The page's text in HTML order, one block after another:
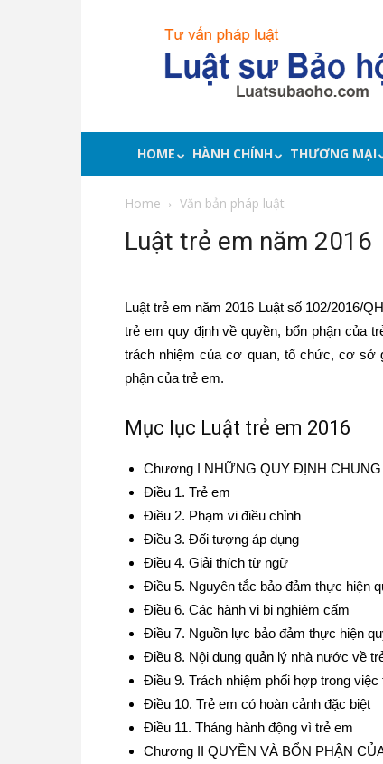
Luật
bảo
lợi,
tư
luật
HOME HÀNH CHÍNH THƯƠNG MẠI
Home Văn bản pháp luật
Luật trẻ em năm 2016
Luật trẻ em năm 2016 Luật số 102/2016/
trẻ em quy định về quyền, bổn phận của
trách nhiệm của cơ quan, tổ chức, cơ sở
phận của trẻ em.
Mục lục Luật trẻ em 2016
Chương I NHỮNG QUY ĐỊNH CHUNG
Điều 1. Trẻ em
Điều 2. Phạm vi điều chỉnh
Điều 3. Đối tượng áp dụng
Điều 4. Giải thích từ ngữ
Điều 5. Nguyên tắc bảo đảm thực hiện
Điều 6. Các hành vi bị nghiêm cấm
Điều 7. Nguồn lực bảo đảm thực hiện
Điều 8. Nội dung quản lý nhà nước về
Điều 9. Trách nhiệm phối hợp trong
Điều 10. Trẻ em có hoàn cảnh đặc biệt
Điều 11. Tháng hành động vì trẻ em
Chương II QUYỀN VÀ BỔN PHẬN